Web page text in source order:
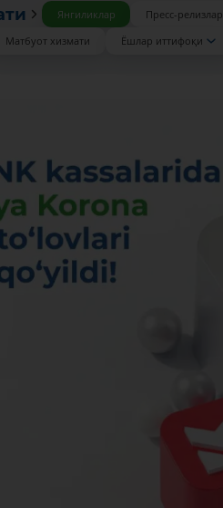
Янгиликлар Пресс-релизлар
Матбуот хизмати Ёшлар иттифоқи